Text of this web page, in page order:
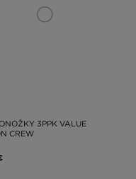
3PPK VALUE
CREW